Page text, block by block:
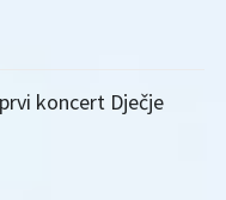
koncert Dječje